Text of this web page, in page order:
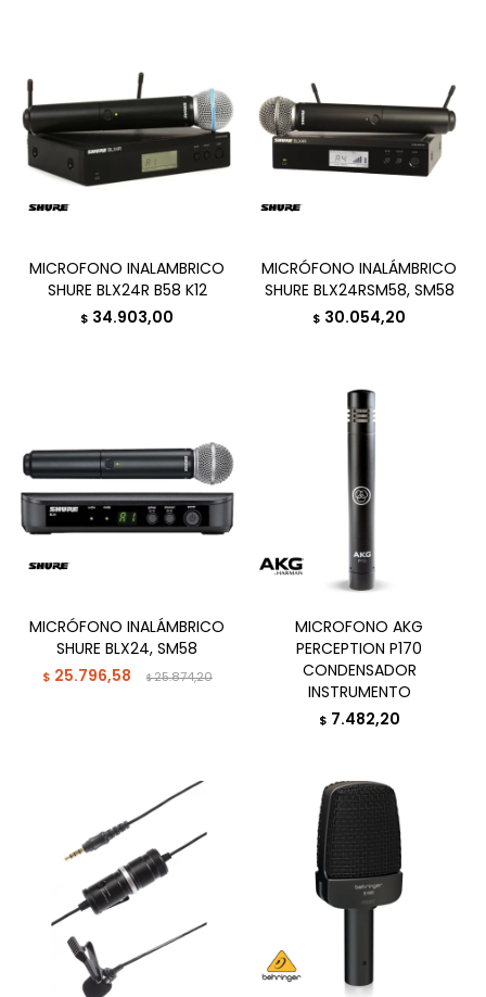
MICROFONO INALAMBRICO
SHURE BLX24R B58 K12
$ 34.903,00
MICRÓFONO INALÁMBRICO
SHURE BLX24RSM58, SM58
$ 30.054,20
MICRÓFONO INALÁMBRICO
SHURE BLX24, SM58
$ 25.796,58 $25.874,20
MICROFONO AKG
PERCEPTION P170
CONDENSADOR
INSTRUMENTO
$ 7.482,20